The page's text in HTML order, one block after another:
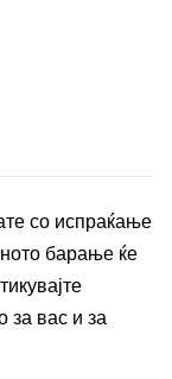
со испраќање
барање ќе
за вас и за